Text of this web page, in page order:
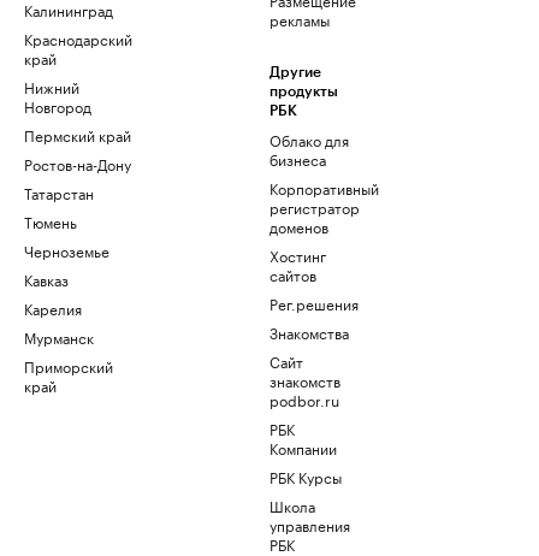
Калининград
Краснодарский
край
Нижний
Новгород
Пермский край
Ростов-на-Дону
Татарстан
Тюмень
Черноземье
Кавказ
Карелия
Мурманск
Приморский
край
рекламы
Другие
продукты
РБК
Облако для
бизнеса
Корпоративный
регистратор
доменов
Хостинг
сайтов
Рег.решения
Знакомства
Сайт
знакомств
podbor.ru
РБК
Компании
РБК Курсы
Школа
управления
РБК